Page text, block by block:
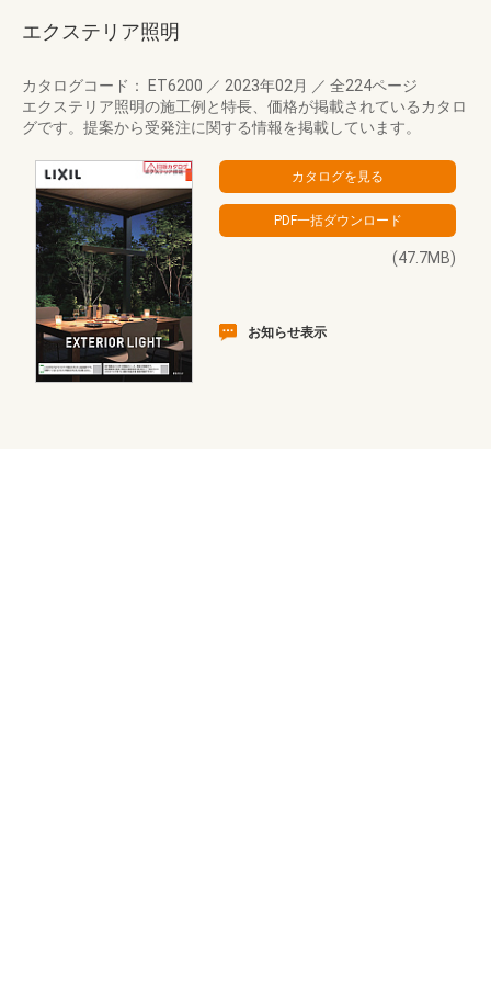
エクステリア照明
カタログコード： ET6200 ／ 2023年02月 ／ 全224ページ
エクステリア照明の施工例と特長、価格が掲載されているカタロ
グです。提案から受発注に関する情報を掲載しています。
(47.7MB)
お知らせ表示